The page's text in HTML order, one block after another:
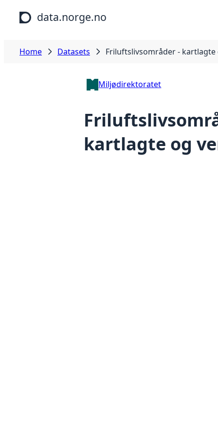
Skip to main content
data.norge.no
Home Datasets Friluftslivsområder -
Miljødirektoratet
kartlagte og